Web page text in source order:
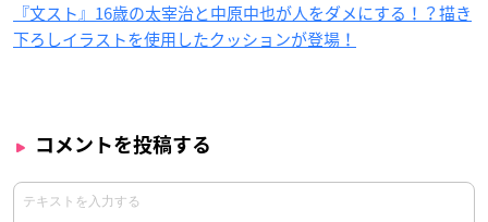
『文スト』16歳の太宰治と中原中也が人をダメにする！？描き
下ろしイラストを使用したクッションが登場！
コメントを投稿する